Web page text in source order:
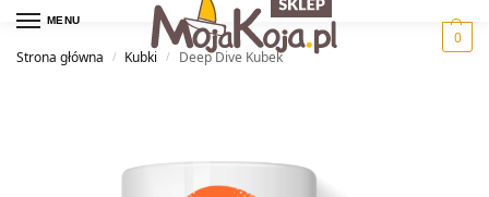
MENU
0
Strona główna
/ Kubki / Deep Dive Kubek